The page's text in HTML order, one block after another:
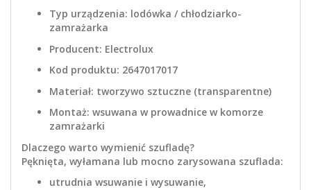
Typ urządzenia: lodówka / chłodziarko-
zamrażarka
Producent: Electrolux
Kod produktu: 2647017017
Materiał: tworzywo sztuczne (transparentne)
Montaż: wsuwana w prowadnice w komorze
zamrażarki
Dlaczego warto wymienić szufladę?
Pęknięta, wyłamana lub mocno zarysowana szuflada:
utrudnia wsuwanie i wysuwanie,